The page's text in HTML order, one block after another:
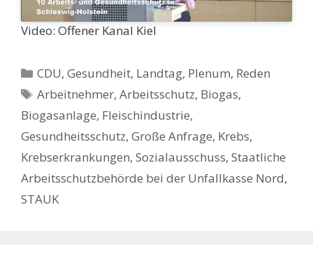
Video: Offener Kanal Kiel
Kategorien
CDU,Gesundheit, Landtag, Plenum, Reden
Schlagwörter
Arbeitnehmer,Arbeitsschutz, Biogas,
Biogasanlage, Fleischindustrie,
Gesundheitsschutz, Große Anfrage, Krebs,
Krebserkrankungen, Sozialausschuss, Staatliche
Arbeitsschutzbehörde bei der Unfallkasse Nord,
STAUK